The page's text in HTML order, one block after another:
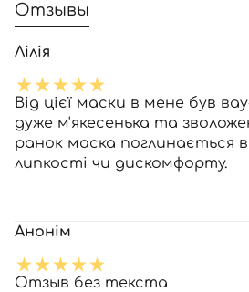
Отзывы
Лілія
Від цієї маски в мене був
дуже м'якесенька та
ранок маска поглинається
липкості чи дискомфорту.
Анонім
Отзыв без текста